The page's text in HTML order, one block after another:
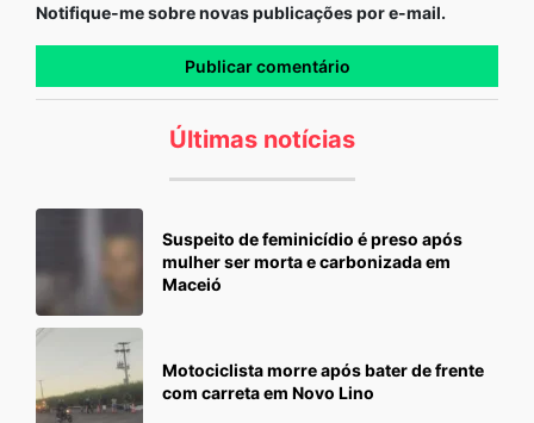
Notifique-me sobre novas publicações por e-mail.
Últimas notícias
Suspeito de feminicídio é preso após
mulher ser morta e carbonizada em
Maceió
Motociclista morre após bater de frente
com carreta em Novo Lino